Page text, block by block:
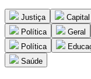
Justiça Capital
Política
Geral
Política
Saúde